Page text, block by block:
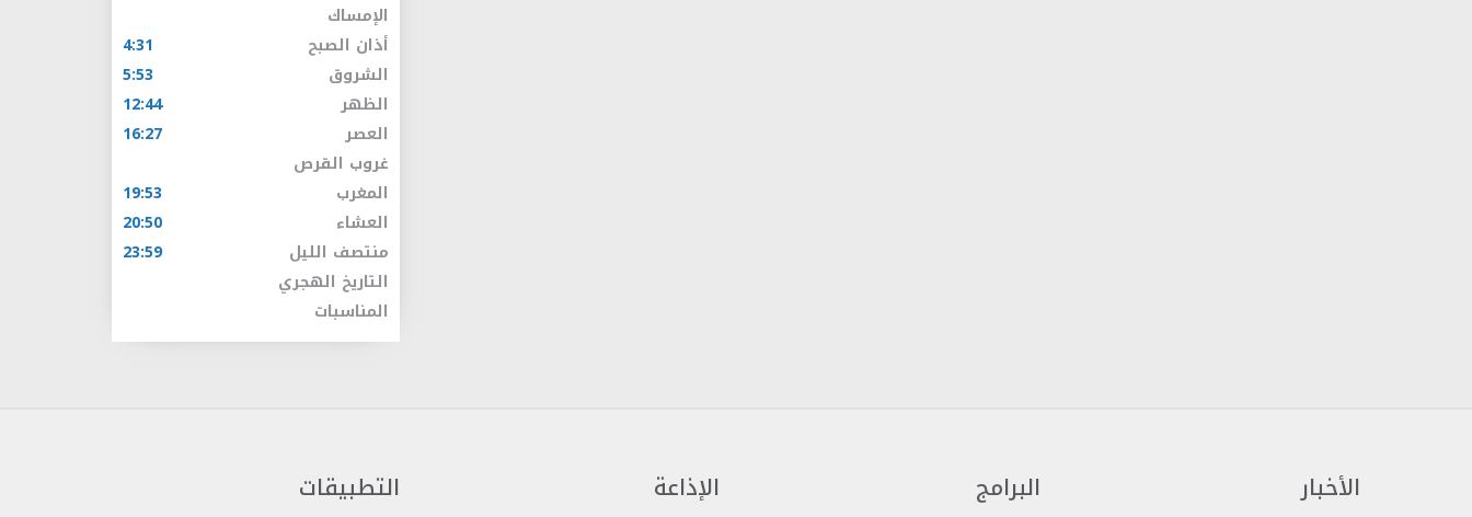
الإمساك
أذان الصبح
4:31
الشروق
5:53
الظهر
12:44
العصر
16:27
غروب القرص
المغرب
19:53
العشاء
20:50
منتصف الليل
23:59
التاريخ الهجري
المناسبات
الأخبار البرامج الإذاعة التطبيقات